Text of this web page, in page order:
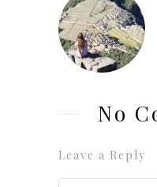
No
Leave a Reply